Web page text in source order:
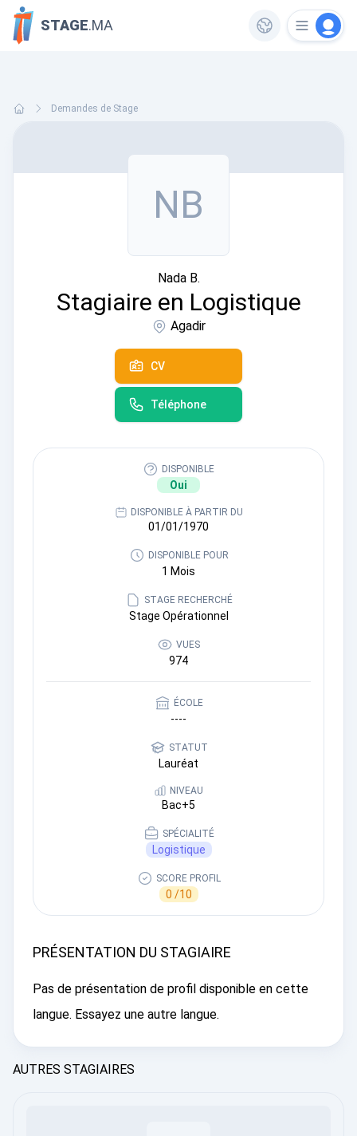
STAGE.MA
Demandes de Stage
NB
Nada B.
Stagiaire en Logistique
Agadir
CV
Téléphone
DISPONIBLE
Oui
DISPONIBLE À PARTIR DU
01/01/1970
DISPONIBLE POUR
1 Mois
STAGE RECHERCHÉ
Stage Opérationnel
VUES
974
ÉCOLE
----
STATUT
Lauréat
NIVEAU
Bac+5
SPÉCIALITÉ
Logistique
SCORE PROFIL
0 /10
PRÉSENTATION DU STAGIAIRE
Pas de présentation de profil disponible en cette
langue. Essayez une autre langue.
AUTRES STAGIAIRES